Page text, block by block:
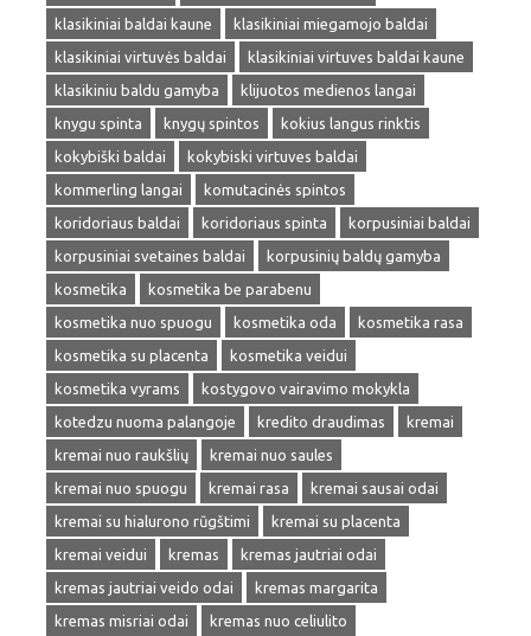
klasikiniai baldai kaune
klasikiniai miegamojo baldai
klasikiniai virtuvės baldai
klasikiniai virtuves baldai kaune
klasikiniu baldu gamyba
klijuotos medienos langai
knygu spinta
knygų spintos
kokius langus rinktis
kokybiški baldai
kokybiski virtuves baldai
kommerling langai
komutacinės spintos
koridoriaus baldai
koridoriaus spinta
korpusiniai baldai
korpusiniai svetaines baldai
korpusinių baldų gamyba
kosmetika
kosmetika be parabenu
kosmetika nuo spuogu
kosmetika oda
kosmetika rasa
kosmetika su placenta
kosmetika veidui
kosmetika vyrams
kostygovo vairavimo mokykla
kotedzu nuoma palangoje
kredito draudimas
kremai
kremai nuo raukšlių
kremai nuo saules
kremai nuo spuogu
kremai rasa
kremai sausai odai
kremai su hialurono rūgštimi
kremai su placenta
kremai veidui
kremas
kremas jautriai odai
kremas jautriai veido odai
kremas margarita
kremas misriai odai
kremas nuo celiulito